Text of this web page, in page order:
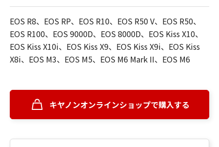
EOS R8、EOS RP、EOS R10、EOS R50 V、EOS R50、
EOS R100、EOS 9000D、EOS 8000D、EOS Kiss X10、
EOS Kiss X10i、EOS Kiss X9、EOS Kiss X9i、EOS Kiss
X8i、EOS M3、EOS M5、EOS M6 Mark II、EOS M6
キヤノンオンラインショップで購入する